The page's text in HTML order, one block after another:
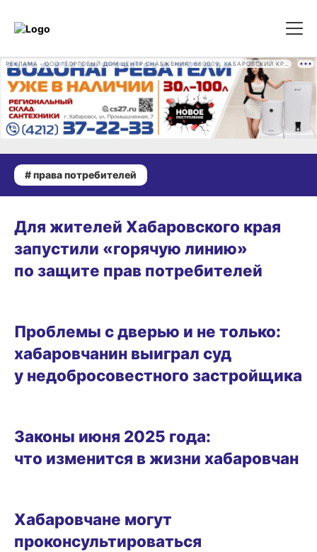
# права потребителей
Для жителей Хабаровского края
запустили «горячую линию»
по защите прав потребителей
Проблемы с дверью и не только:
хабаровчанин выиграл суд
у недобросовестного застройщика
Законы июня 2025 года:
что изменится в жизни хабаровчан
Хабаровчане могут
проконсультироваться